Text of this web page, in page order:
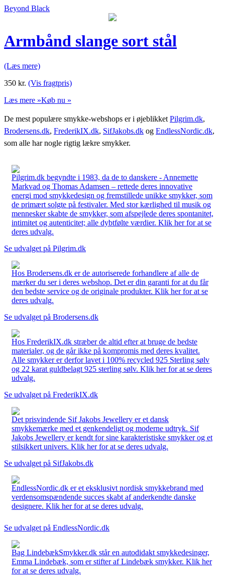
Beyond Black
Armbånd slange sort stål
(Læs mere)
350 kr. (Vis fragtpris)
Læs mere »Køb nu »
De mest populære smykke-webshops er i øjeblikket Pilgrim.dk,
Brodersens.dk, FrederikIX.dk, SifJakobs.dk og EndlessNordic.dk,
som alle har nogle rigtig lækre smykker.
Pilgrim.dk begyndte i 1983, da de to danskere - Annemette
Markvad og Thomas Adamsen – rettede deres innovative
energi mod smykkedesign og fremstillede unikke smykker, som
de primært solgte på festivaler. Med stor kærlighed til musik og
mennesker skabte de smykker, som afspejlede deres spontanitet,
intimitet og autenticitet; alle dybtfølte værdier. Klik her for at se
deres udvalg.
Se udvalget på Pilgrim.dk
Hos Brodersens.dk er de autoriserede forhandlere af alle de
mærker du ser i deres webshop. Det er din garanti for at du får
den bedste service og de originale produkter. Klik her for at se
deres udvalg.
Se udvalget på Brodersens.dk
Hos FrederikIX.dk stræber de altid efter at bruge de bedste
materialer, og de går ikke på kompromis med deres kvalitet.
Alle smykker er derfor lavet i 100% recycled 925 Sterling sølv
og 22 karat guldbelagt 925 sterling sølv. Klik her for at se deres
udvalg.
Se udvalget på FrederikIX.dk
Det prisvindende Sif Jakobs Jewellery er et dansk
smykkemærke med et genkendeligt og moderne udtryk. Sif
Jakobs Jewellery er kendt for sine karakteristiske smykker og et
stilsikkert univers. Klik her for at se deres udvalg.
Se udvalget på SifJakobs.dk
EndlessNordic.dk er et eksklusivt nordisk smykkebrand med
verdensomspændende succes skabt af anderkendte danske
designere. Klik her for at se deres udvalg.
Se udvalget på EndlessNordic.dk
Bag LindebækSmykker.dk står en autodidakt smykkedesinger,
Emma Lindebæk, som er stifter af Lindebæk smykker. Klik her
for at se deres udvalg.